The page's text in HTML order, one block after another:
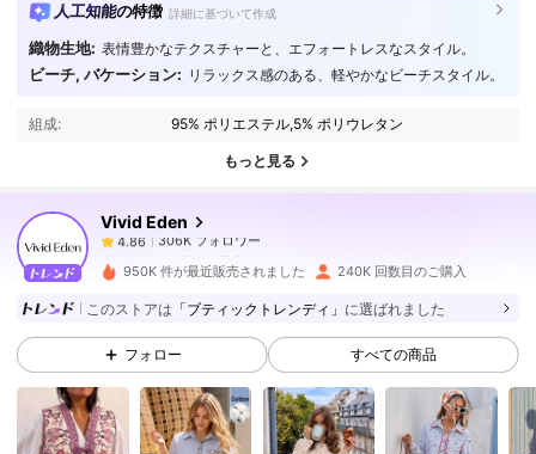
人工知能の特徴 詳細に基づいて作成
織物生地: 表情豊かなテクスチャーと、エフォートレスなスタイル。
ビーチ, バケーション: リラックス感のある、軽やかなビーチスタイル。
組成: 95% ポリエステル,5% ポリウレタン
もっと見る
Vivid Eden
4.86 306K フォロワー
4.86
306K フォロワー
s***0は1日前に購入しました
b***8 が 3時間前にフォローしました
4.86 306K フォロワー
4.86 306K フォロワー
950K 件が最近販売されました 240K 回数目のご購入
このストアは 「ブティックトレンディ」 に選ばれました
フォロー すべての商品